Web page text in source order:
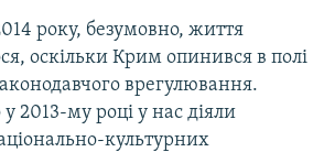
року, безумовно, життя
оскільки Крим опинився в полі
врегулювання.
2013-му році у нас діяли
культурних